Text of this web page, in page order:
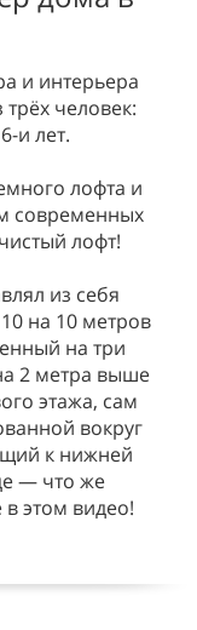
и интерьера
человек:
и лет.
лофта и
современных
лофт!
из себя
на 10 метров
на три
2 метра выше
этажа, сам
вокруг
к нижней
— что же
в этом видео!